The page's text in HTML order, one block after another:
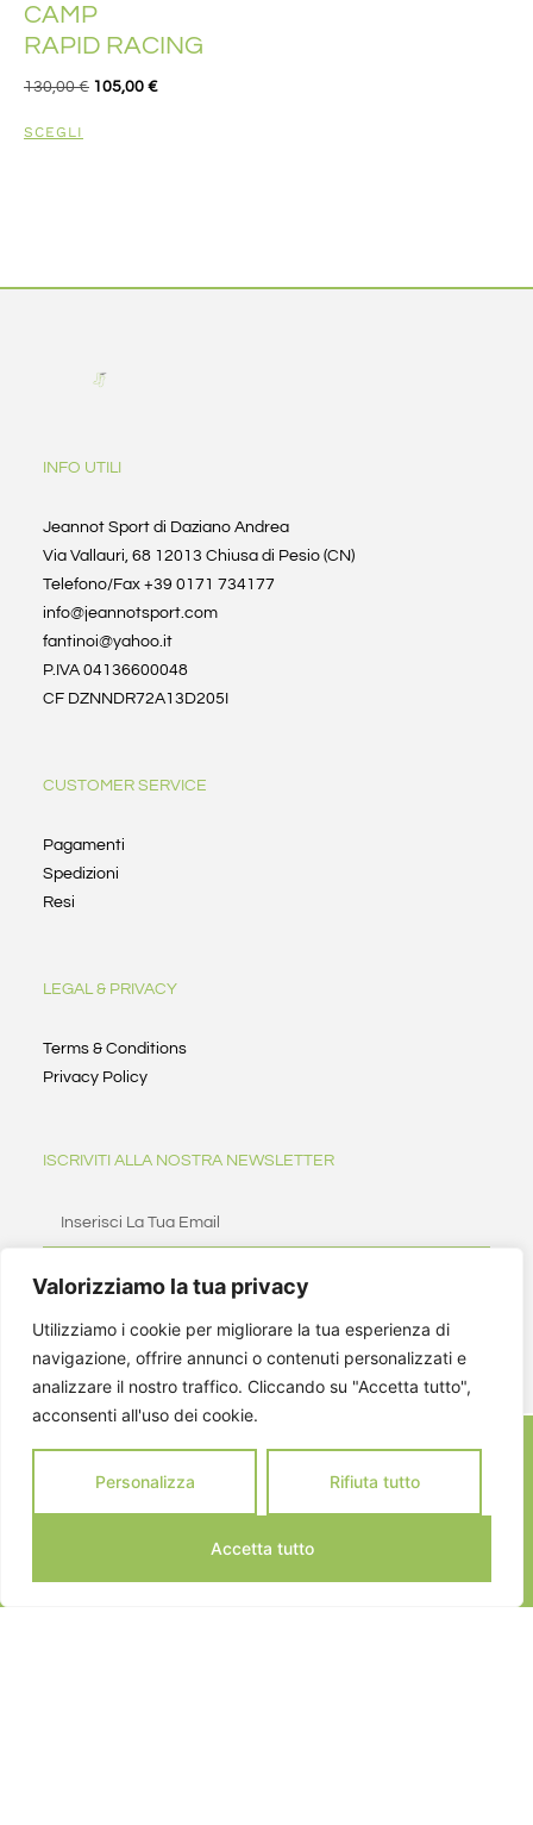
Valorizziamo la tua privacy
Utilizziamo i cookie per migliorare la tua esperienza di
navigazione, offrire annunci o contenuti personalizzati e
analizzare il nostro traffico. Cliccando su "Accetta tutto",
acconsenti all'uso dei cookie.
Personalizza Rifiuta tutto
Accetta tutto
CAMP
RAPID RACING
130,00€ 105,00 €
SCEGLI
INFO UTILI
Jeannot Sport di Daziano Andrea
Via Vallauri, 68 12013 Chiusa di Pesio (CN)
Telefono/Fax +39 0171 734177
info@jeannotsport.com
fantinoi@yahoo.it
P.IVA 04136600048
CF DZNNDR72A13D205I
CUSTOMER SERVICE
Pagamenti
Spedizioni
Resi
LEGAL & PRIVACY
Terms & Conditions
Privacy Policy
ISCRIVITI ALLA NOSTRA NEWSLETTER